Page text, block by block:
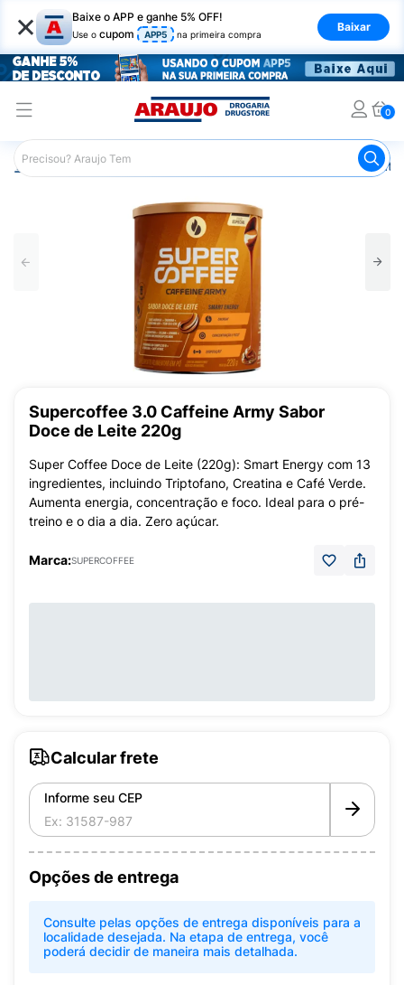
× Baixe o APP e ganhe 5% OFF!
Use o cupom APP5 na primeira compra
Baixar
0
Araujo Nutrição Saudável
Supercoffee 3.0 Caffeine Army Sabor
Doce de Leite 220g
Super Coffee Doce de Leite (220g): Smart Energy com 13
ingredientes, incluindo Triptofano, Creatina e Café Verde.
Aumenta energia, concentração e foco. Ideal para o pré-
treino e o dia a dia. Zero açúcar.
Marca:SUPERCOFFEE
Calcular frete
Informe seu CEP
Opções de entrega
Consulte pelas opções de entrega disponíveis para a
localidade desejada. Na etapa de entrega, você
poderá decidir de maneira mais detalhada.